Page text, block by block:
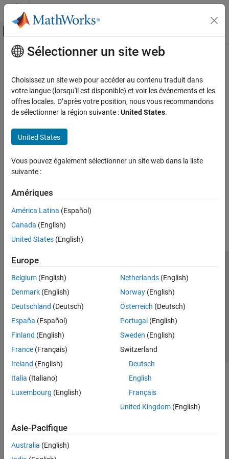
Passer au contenu
Activer/désactiver l'affichage du menu
Accueil de la documentation
Contenu principal
How useful was this information?
Sélectionner un site web
Choisissez un site web pour accéder au contenu traduit dans
votre langue (lorsqu'il est disponible) et voir les événements et les
offres locales. D’après votre position, nous vous recommandons
de sélectionner la région suivante :United States.
United States
Vous pouvez également sélectionner un site web dans la liste
suivante :
Amériques
América Latina (Español)
Canada (English)
United States (English)
Europe
Belgium (English)
Denmark (English)
Deutschland (Deutsch)
España (Español)
Finland (English)
France (Français)
Ireland (English)
Italia (Italiano)
Luxembourg (English)
Netherlands(English)
Norway(English)
Österreich (Deutsch)
Portugal (English)
Sweden (English)
Switzerland
Deutsch
English
Français
United Kingdom(English)
Asie-Pacifique
Australia (English)
Lutte anti-piratage
Contacts locaux
© 1994-2026 The MathWorks, Inc.